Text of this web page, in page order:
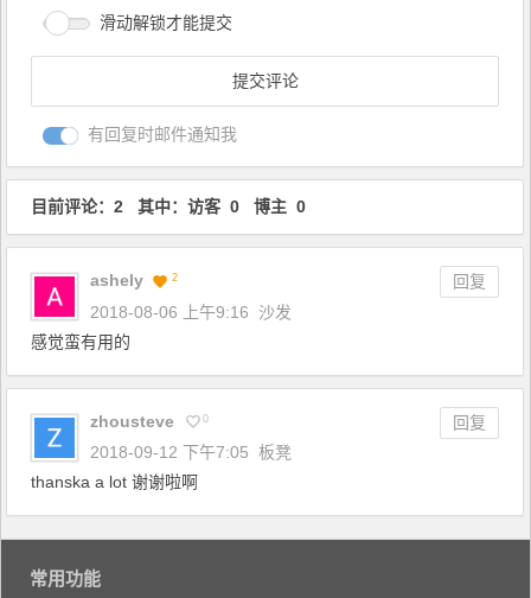
滑动解锁才能提交
有回复时邮件通知我
目前评论：2 其中：访客 0 博主 0
ashely 2
回复
2018-08-06 上午9:16
沙发
感觉蛮有用的
zhousteve 0
回复
2018-09-12 下午7:05 板凳
thanska a lot 谢谢啦啊
常用功能